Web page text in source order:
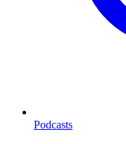
Podcasts